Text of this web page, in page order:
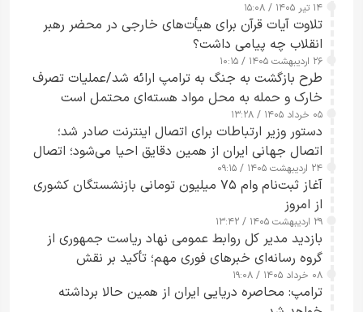
۱۴ تیر ۱۴۰۵ / ۱۵:۰۸
تلاوت آیات قرآن برای هیأت‌های خارجی در محضر رهبر
انقلاب چه پیامی داشت؟
۲۶ اردیبهشت ۱۴۰۵ / ۱۰:۱۵
طرح‌ بازگشت به جنگ به ترامپ ارائه شد/عملیات تصرف
خارک و حمله به محل مواد هسته‌ای محتمل است
۰۵ خرداد ۱۴۰۵ / ۱۳:۲۸
دستور وزیر ارتباطات برای اتصال اینترنت صادر شد؛
اتصال جهانی ایران از همین دقایق احیا می‌شود؛ اتصال
کامل مردم تا ۲۴ ساعت آینده
۲۴ اردیبهشت ۱۴۰۵ / ۰۹:۱۵
آغاز ثبت‌نام وام ۷۵ میلیون تومانی بازنشستگان کشوری
از امروز
۲۹ اردیبهشت ۱۴۰۵ / ۱۳:۴۲
بازدید مدیر کل روابط عمومی نهاد ریاست جمهوری از
گروه رسانه‌ای خبرهای فوری مهم؛ تأکید بر نقش
رسانه‌های هوشمند و مسئول در ارتقای آگاهی عمومی
۰۸ خرداد ۱۴۰۵ / ۱۹:۰۸
ترامپ: محاصره دریایی ایران از همین حالا برداشته